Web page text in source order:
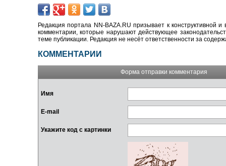
Редакция портала NN-BAZA.RU призывает к конструктивной
комментарии, которые нарушают действующее
теме публикации. Редакция не несёт ответственности за
КОММЕНТАРИИ
Форма отправки комментария
Имя
E-mail
Укажите код с картинки